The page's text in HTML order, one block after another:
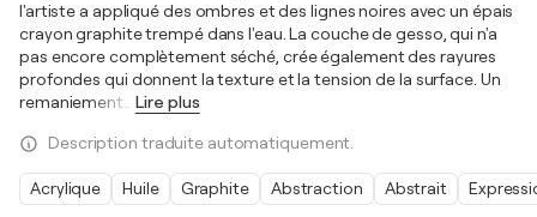
l'artiste a appliqué des ombres et des lignes noires avec un épais
crayon graphite trempé dans l'eau. La couche de gesso, qui n'a
pas encore complètement séché, crée également des rayures
profondes qui donnent la texture et la tension de la surface. Un
remaniement… Lire plus
Description traduite automatiquement.
Acrylique Huile Graphite Abstraction Abstrait